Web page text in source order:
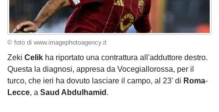
© foto di www.imagephotoagency.it
Zeki Celik ha riportato una contrattura all'adduttore destro.
Questa la diagnosi, appresa da Vocegiallorossa, per il
turco, che ieri ha dovuto lasciare il campo, al 23' di Roma-
Lecce, a Saud Abdulhamid .